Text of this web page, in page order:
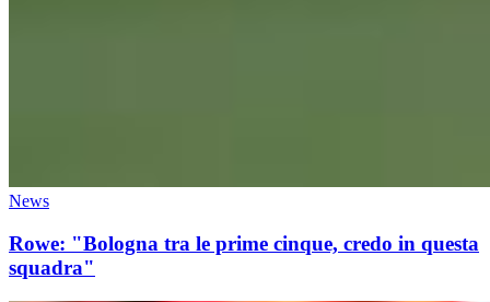
News
Rowe: "Bologna tra le prime cinque, credo in questa
squadra"